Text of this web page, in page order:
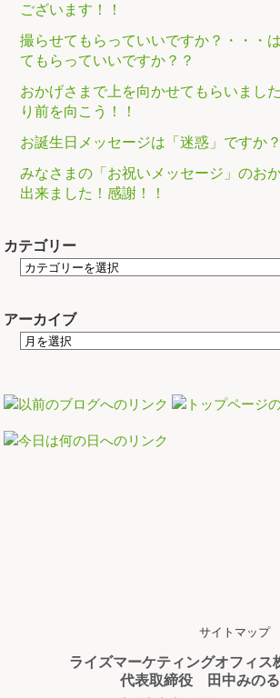
ございます！！
撮らせてもらっていいですか？・・・
てもらっていいですか？？
おかげさまで上を向かせてもらいまし
り前を向こう！！
お誕生日メッセージは「迷惑」ですか
みなさまの「お祝いメッセージ」のお
出来ました！感謝！！
カテゴリー
アーカイブ
サイトマップ
ライズマーケティングオフィス
代表取締役 田中みのる